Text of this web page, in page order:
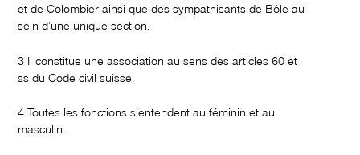
et de Colombier ainsi que des sympathisants de Bôle au
sein d’une unique section.
3 Il constitue une association au sens des articles 60 et
ss du Code civil suisse.
4 Toutes les fonctions s’entendent au féminin et au
masculin.